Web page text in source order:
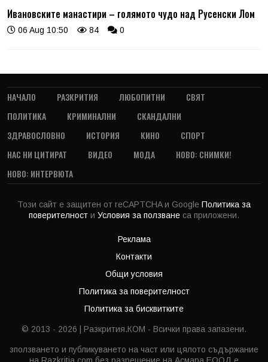
Ивановските манастири – голямото чудо над Русенски Лом
06 Aug 10:50 84 0
НАЧАЛО РАЗКРИТИЯ ЛЮБОПИТНИ
СВЯТ
ПОЛИТИКА
КРИМИНАЛНИ
СКАНДАЛНИ
ЗДРАВОСЛОВНО
ИСТОРИЯ КИНО
СПОРТ
НАС НИ ЦИТИРАТ
ВИДЕО МОДА
НОВО: СНИМКИ!
НОВО: ИНТЕРВЮТА
Този сайт е защитен от reCAPTCHA и Google Политика за
поверителност и Условия за ползване са приложени.
Реклама
Контакти
Общи условия
Политика за поверителност
Политика за бисквитките
© 2013 - 2026 | Разкрития.КОМ - Всички права запазени.
зползването и публикуването на част или цялото съдържание
на Razkritia.com без разрешение на Асмара ЕООД е